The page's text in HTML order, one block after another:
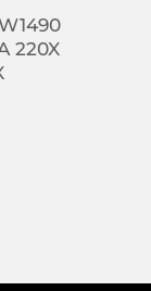
220X